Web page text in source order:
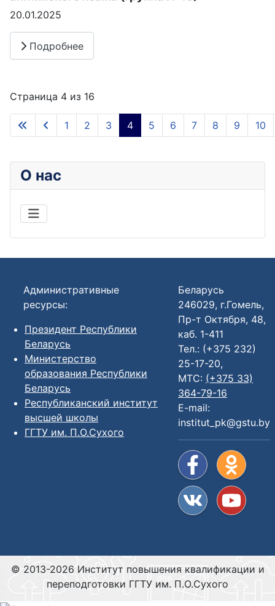
О нас
20.01.2025
Подробнее
Страница 4 из 16
1 2 3 4 5 6 7 8 9 10
Административные
ресурсы:
Президент Республики
Беларусь
Министерство
образования Республики
Беларусь
Республиканский институт
высшей школы
ГГТУ им. П.О.Сухого
Беларусь
246029, г.Гомель,
Пр-т Октября, 48,
каб. 1-411
Тел.: (+375 232)
25-17-20,
МТС: (+375 33)
364-79-16
E-mail:
institut_pk@gstu.by
© 2013-2026 Институт повышения квалификации и
переподготовки ГГТУ им. П.О.Сухого